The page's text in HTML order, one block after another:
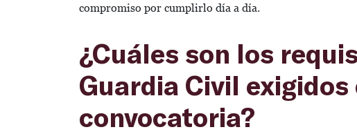
compromiso por cumplirlo día a día.
¿Cuáles son los
Guardia Civil
convocatoria?